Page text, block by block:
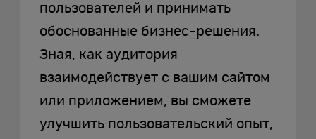
пользователей и принимать
обоснованные бизнес-решения.
Зная, как аудитория
взаимодействует с вашим сайтом
или приложением, вы сможете
улучшить пользовательский опыт,